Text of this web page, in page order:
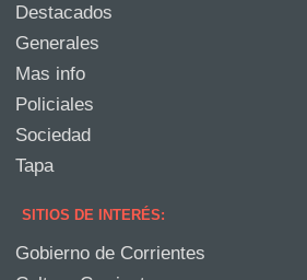
Destacados
Generales
Mas info
Policiales
Sociedad
Tapa
SITIOS DE INTERÉS:
Gobierno de Corrientes